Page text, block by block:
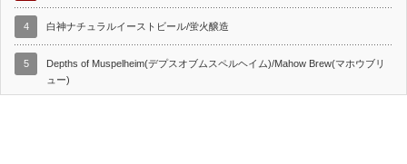
4 白神ナチュラルイーストビール/蛍火醸造
5
Depths of Muspelheim(デプスオブムスペルヘイム)/Mahow Brew(マホウブリ
ュー)